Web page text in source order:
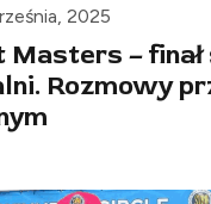
2025
– finał
Rozmowy